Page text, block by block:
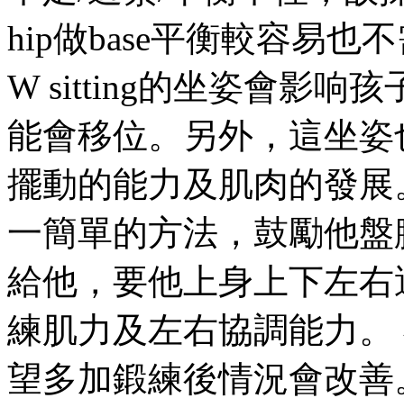
hip做base平衡較容易也
W sitting的坐姿會影响孩
能會移位。另外，這坐
擺動的能力及肌肉的發
一簡單的方法，鼓勵他
給他，要他上身上下左
練肌力及左右協調能力
望多加鍛練後情況會改